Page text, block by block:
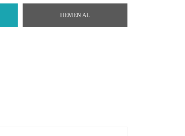
HEMEN AL